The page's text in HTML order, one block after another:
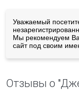
Уважаемый
Мы рекомендуем
сайт под своим
Отзывы о